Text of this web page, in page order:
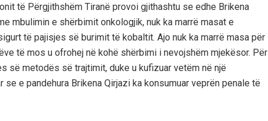
të Përgjithshëm Tiranë provoi gjithashtu se edhe Brikena
mbulimin e shërbimit onkologjik, nuk ka marrë masat e
të pajisjes së burimit të kobaltit. Ajo nuk ka marrë masa për
të mos u ofrohej në kohë shërbimi i nevojshëm mjekësor. Për
së metodës së trajtimit, duke u kufizuar vetëm në një
e pandehura Brikena Qirjazi ka konsumuar veprën penale të